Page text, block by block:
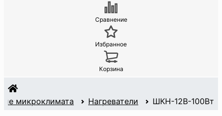
Сравнение
Избранное
Корзина
микроклимата Нагреватели ШКН-12В-100Вт